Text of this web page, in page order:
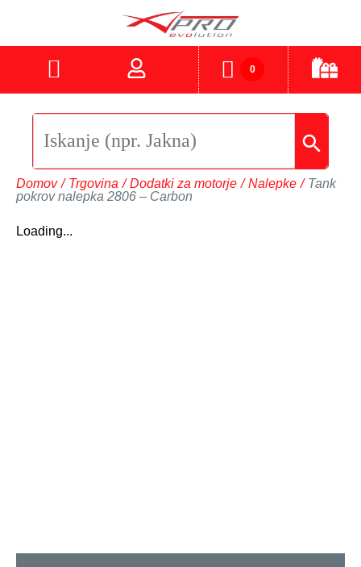
0
Domov / Trgovina / Dodatki za motorje / Nalepke / Tank
pokrov nalepka 2806 – Carbon
Loading...